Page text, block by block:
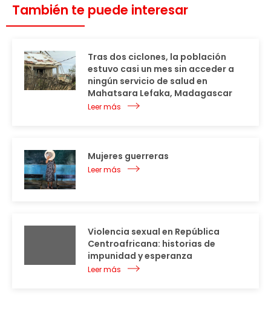
También te puede interesar
Tras dos ciclones, la población
estuvo casi un mes sin acceder a
ningún servicio de salud en
Mahatsara Lefaka, Madagascar
Leer más
Mujeres guerreras
Leer más
Violencia sexual en República
Centroafricana: historias de
impunidad y esperanza
Leer más